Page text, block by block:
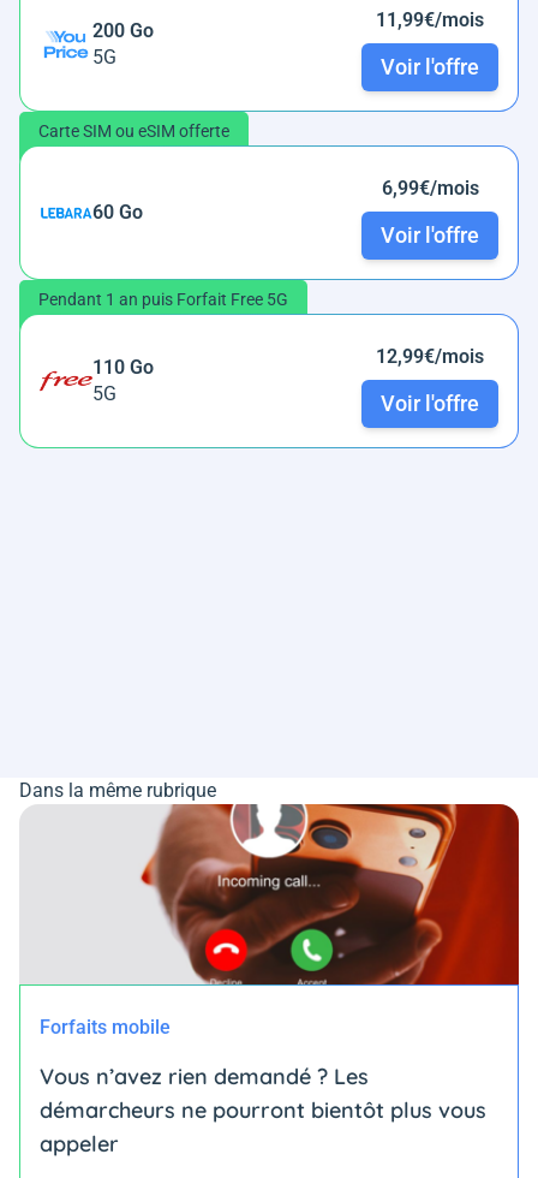
200 Go
5G
11,99€/mois
Voir l'offre
Carte SIM ou eSIM offerte
60 Go
6,99€/mois
Voir l'offre
Pendant 1 an puis Forfait Free 5G
110 Go
5G
12,99€/mois
Voir l'offre
Dans la même rubrique
Forfaits mobile
Vous n’avez rien demandé ? Les
démarcheurs ne pourront bientôt plus vous
appeler